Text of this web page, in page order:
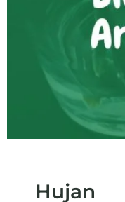
Hujan